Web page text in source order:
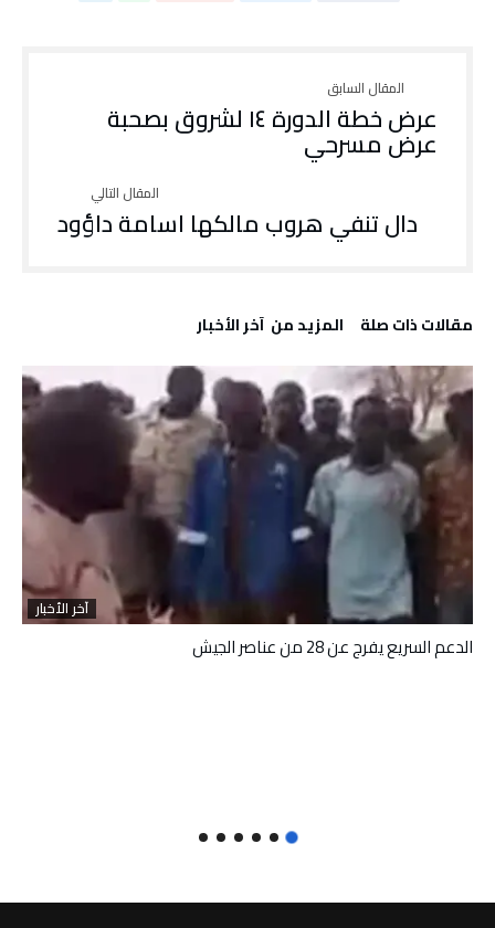
عرض خطة الدورة ١٤ لشروق بصحبة
عرض مسرحي
دال تنفي هروب مالكها اسامة داؤود
‫مقالات ذات صلة‬ ‫المزيد من ‬ آخر الأخبار
آخر الأخبار
الدعم السريع يفرج عن 28 من عناصر الجيش